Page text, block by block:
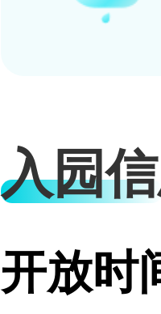
入园
开放时